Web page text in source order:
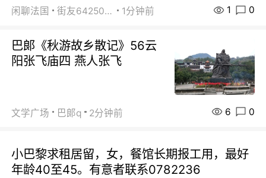
闲聊法国 街友64250024 1分钟前 1 0
巴郞《秋游故乡散记》56云
阳张飞庙四 燕人张飞
文学广场 巴郞q 2分钟前 6 0
小巴黎求租居留，女，餐馆长期报工用，最好
年龄40至45。有意者联系0782236